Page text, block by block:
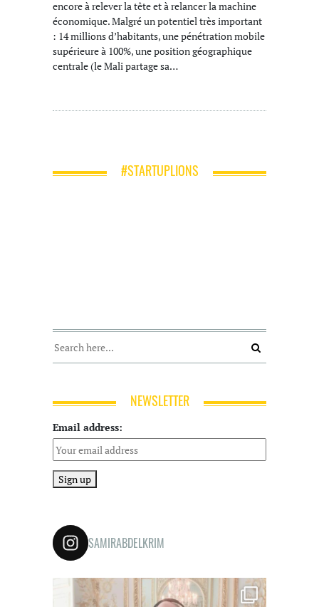
encore à relever la tête et à relancer la machine
économique. Malgré un potentiel très important
: 14 millions d’habitants, une pénétration mobile
supérieure à 100%, une position géographique
centrale (le Mali partage sa…
#STARTUPLIONS
NEWSLETTER
Email address:
SAMIRABDELKRIM